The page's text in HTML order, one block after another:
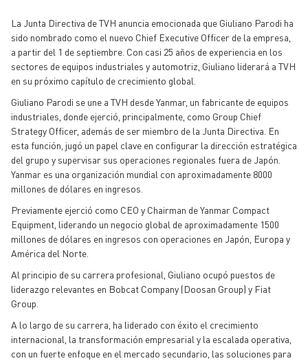
La Junta Directiva de TVH anuncia emocionada que Giuliano Parodi ha
sido nombrado como el nuevo Chief Executive Officer de la empresa,
a partir del 1 de septiembre. Con casi 25 años de experiencia en los
sectores de equipos industriales y automotriz, Giuliano liderará a TVH
en su próximo capítulo de crecimiento global.
Giuliano Parodi se une a TVH desde Yanmar, un fabricante de equipos
industriales, donde ejerció, principalmente, como Group Chief
Strategy Officer, además de ser miembro de la Junta Directiva. En
esta función, jugó un papel clave en configurar la dirección estratégica
del grupo y supervisar sus operaciones regionales fuera de Japón.
Yanmar es una organización mundial con aproximadamente 8000
millones de dólares en ingresos.
Previamente ejerció como CEO y Chairman de Yanmar Compact
Equipment, liderando un negocio global de aproximadamente 1500
millones de dólares en ingresos con operaciones en Japón, Europa y
América del Norte.
Al principio de su carrera profesional, Giuliano ocupó puestos de
liderazgo relevantes en Bobcat Company (Doosan Group) y Fiat
Group.
A lo largo de su carrera, ha liderado con éxito el crecimiento
internacional, la transformación empresarial y la escalada operativa,
con un fuerte enfoque en el mercado secundario, las soluciones para